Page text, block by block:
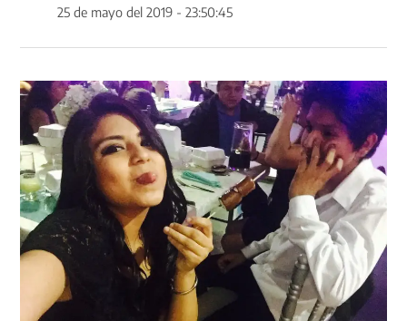
25 de mayo del 2019 - 23:50:45